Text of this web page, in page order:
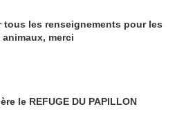
tous les renseignements pour les
merci
La SPA gère le REFUGE DU PAPILLON